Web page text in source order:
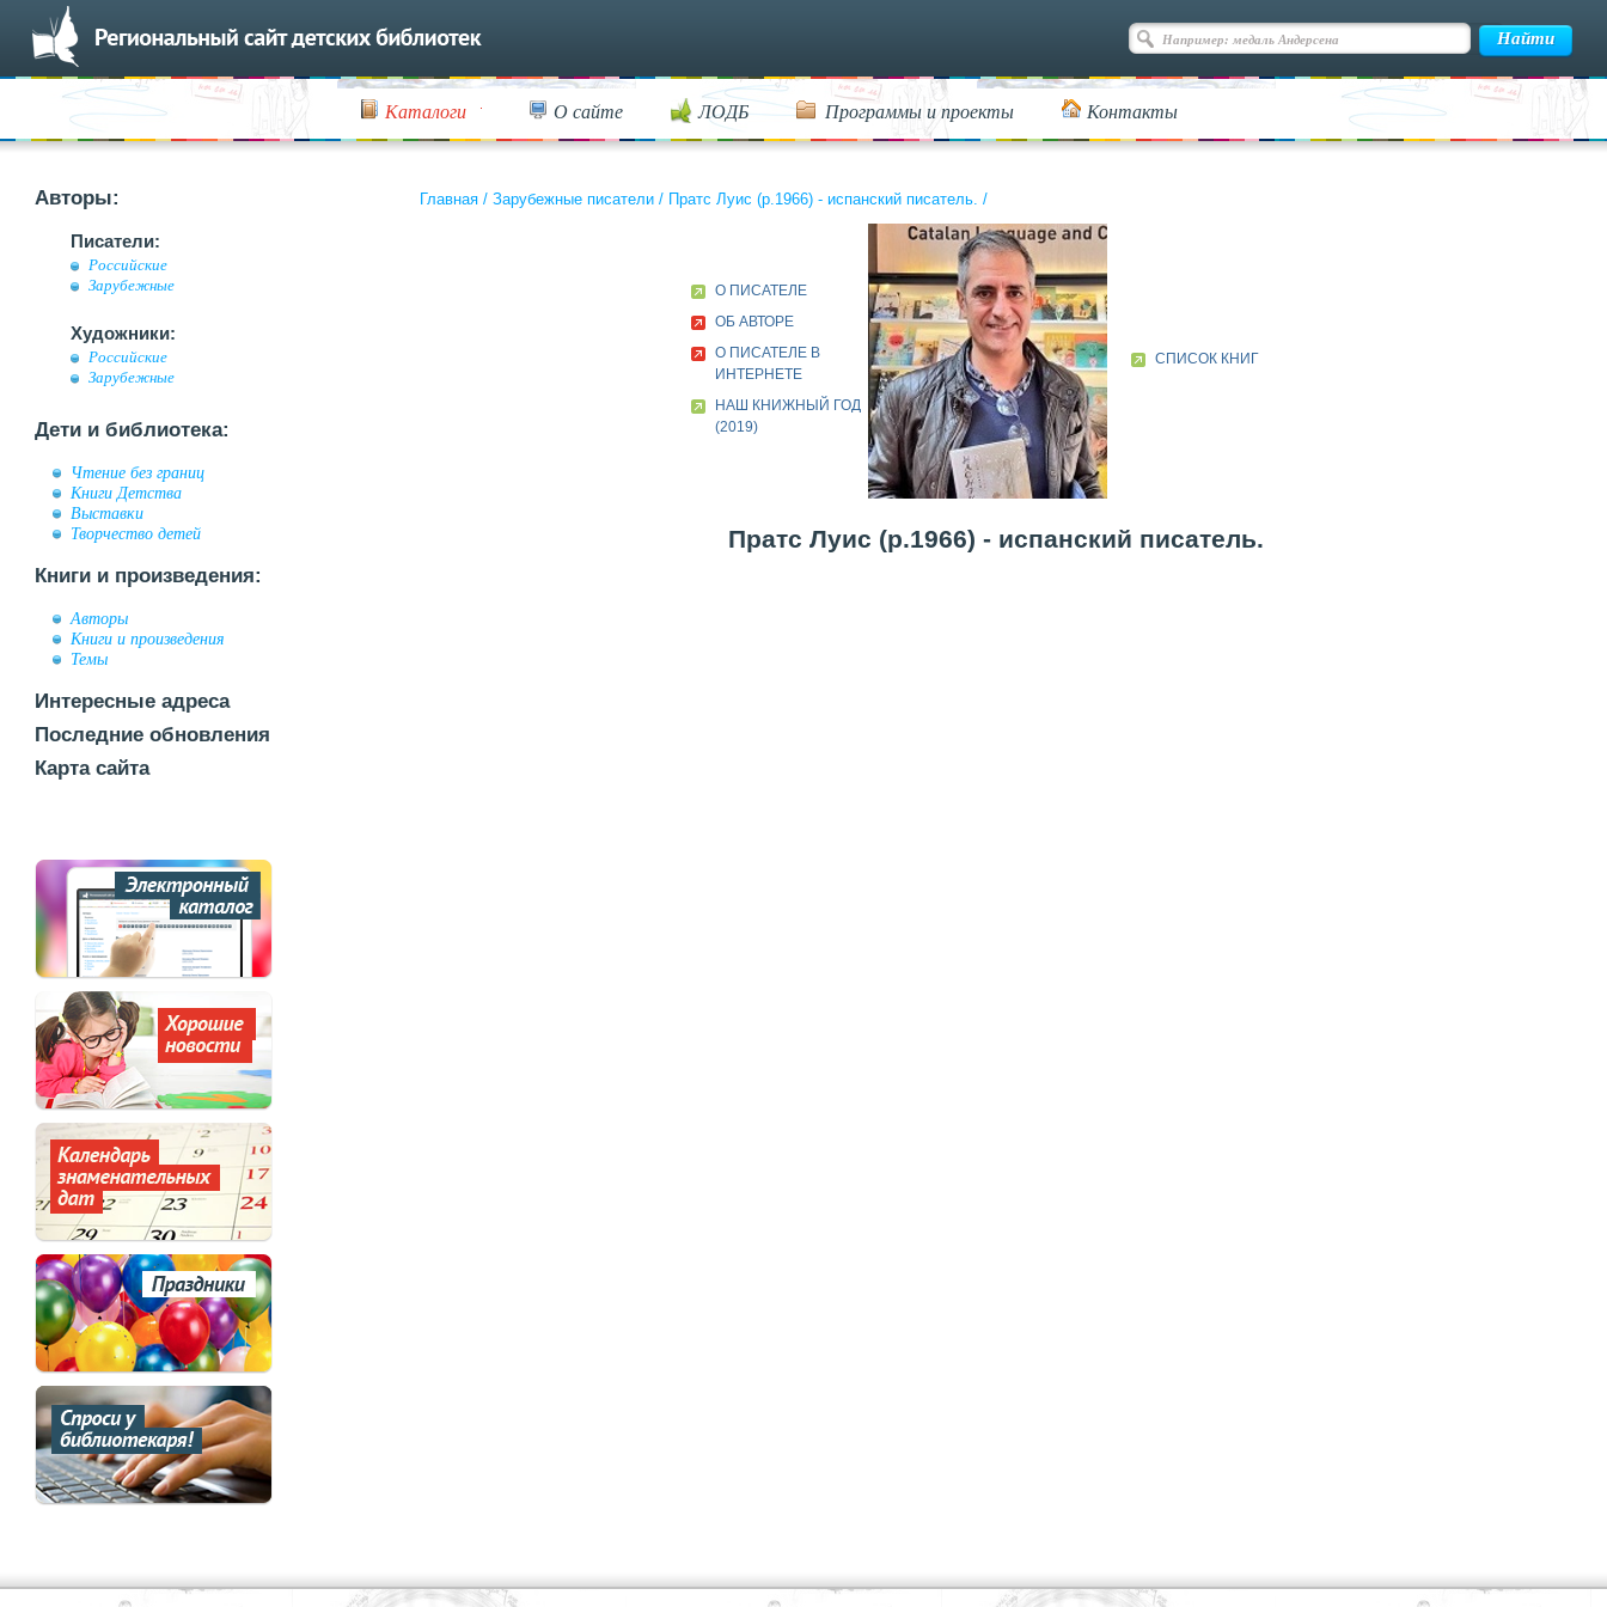
Каталоги О сайте ЛОДБ Программы и проекты Контакты
Авторы:
Писатели:
Российские
Зарубежные
Художники:
Российские
Зарубежные
Дети и библиотека:
Чтение без границ
Книги Детства
Выставки
Творчество детей
Книги и произведения:
Авторы
Книги и произведения
Темы
Интересные адреса
Последние обновления
Карта сайта
Главная / Зарубежные писатели / Пратс Луис (р.1966) - испанский писатель. /
О ПИСАТЕЛЕ
ОБ АВТОРЕ
О ПИСАТЕЛЕ В
ИНТЕРНЕТЕ
НАШ КНИЖНЫЙ ГОД
(2019)
СПИСОК КНИГ
Пратс Луис (р.1966) - испанский писатель.